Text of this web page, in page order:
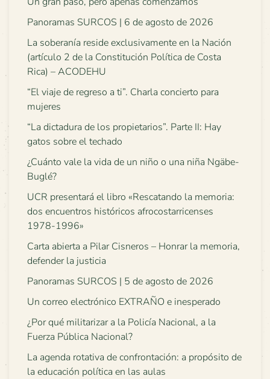
Panoramas SURCOS | 6 de agosto de 2026
La soberanía reside exclusivamente en la Nación
(artículo 2 de la Constitución Política de Costa
Rica) – ACODEHU
“El viaje de regreso a ti”. Charla concierto para
mujeres
“La dictadura de los propietarios”. Parte II: Hay
gatos sobre el techado
¿Cuánto vale la vida de un niño o una niña Ngäbe-
Buglé?
UCR presentará el libro «Rescatando la memoria:
dos encuentros históricos afrocostarricenses
1978-1996»
Carta abierta a Pilar Cisneros – Honrar la memoria,
defender la justicia
Panoramas SURCOS | 5 de agosto de 2026
Un correo electrónico EXTRAÑO e inesperado
¿Por qué militarizar a la Policía Nacional, a la
Fuerza Pública Nacional?
La agenda rotativa de confrontación: a propósito de
la educación política en las aulas